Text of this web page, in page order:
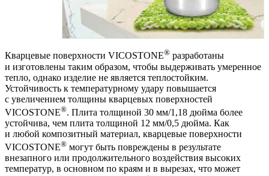
Кварцевые поверхности VICOSTONE® разработаны
и изготовлены таким образом, чтобы выдерживать умеренное
тепло, однако изделие не является теплостойким.
Устойчивость к температурному удару повышается
с увеличением толщины кварцевых поверхностей
VICOSTONE®. Плита толщиной 30 мм/1,18 дюйма более
устойчива, чем плита толщиной 12 мм/0,5 дюйма. Как
и любой композитный материал, кварцевые поверхности
VICOSTONE® могут быть повреждены в результате
внезапного или продолжительного воздействия высоких
температур, в основном по краям и в вырезах, что может